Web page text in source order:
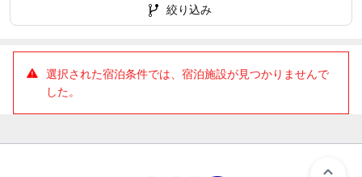
絞り込み
選択された宿泊条件では、宿泊施設が見つかりませんで
した。